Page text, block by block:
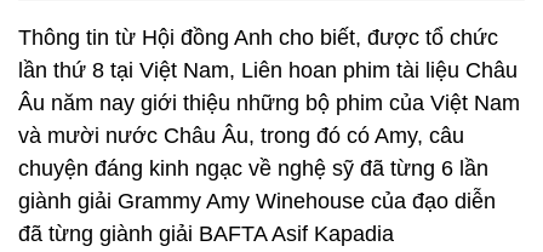
Thông tin từ Hội đồng Anh cho biết, được tổ chức
lần thứ 8 tại Việt Nam, Liên hoan phim tài liệu Châu
Âu năm nay giới thiệu những bộ phim của Việt Nam
và mười nước Châu Âu, trong đó có Amy, câu
chuyện đáng kinh ngạc về nghệ sỹ đã từng 6 lần
giành giải Grammy Amy Winehouse của đạo diễn
đã từng giành giải BAFTA Asif Kapadia